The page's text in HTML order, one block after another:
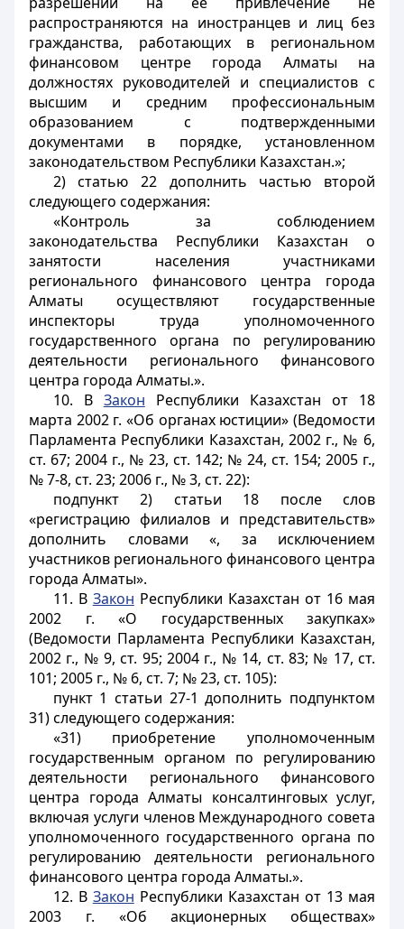
распространяются на иностранцев и лиц без
гражданства, работающих в региональном
финансовом центре города Алматы на
должностях руководителей и специалистов с
высшим и средним профессиональным
образованием с подтвержденными
документами в порядке, установленном
законодательством Республики Казахстан.»;
2) статью 22 дополнить частью второй
следующего содержания:
«Контроль за соблюдением
законодательства Республики Казахстан о
занятости населения участниками
регионального финансового центра города
Алматы осуществляют государственные
инспекторы труда уполномоченного
государственного органа по регулированию
деятельности регионального финансового
центра города Алматы.».
10. В Закон Республики Казахстан от 18
марта 2002 г. «Об органах юстиции» (Ведомости
Парламента Республики Казахстан, 2002 г., № 6,
ст. 67; 2004 г., № 23, ст. 142; № 24, ст. 154; 2005 г.,
№ 7-8, ст. 23; 2006 г., № 3, ст. 22):
подпункт 2) статьи 18 после слов
«регистрацию филиалов и представительств»
дополнить словами «, за исключением
участников регионального финансового центра
города Алматы».
11. В Закон Республики Казахстан от 16 мая
2002 г. «О государственных закупках»
(Ведомости Парламента Республики Казахстан,
2002 г., № 9, ст. 95; 2004 г., № 14, ст. 83; № 17, ст.
101; 2005 г., № 6, ст. 7; № 23, ст. 105):
пункт 1 статьи 27-1 дополнить подпунктом
31) следующего содержания:
«31) приобретение уполномоченным
государственным органом по регулированию
деятельности регионального финансового
центра города Алматы консалтинговых услуг,
включая услуги членов Международного совета
уполномоченного государственного органа по
регулированию деятельности регионального
финансового центра города Алматы.».
12. В Закон Республики Казахстан от 13 мая
2003 г. «Об акционерных обществах»